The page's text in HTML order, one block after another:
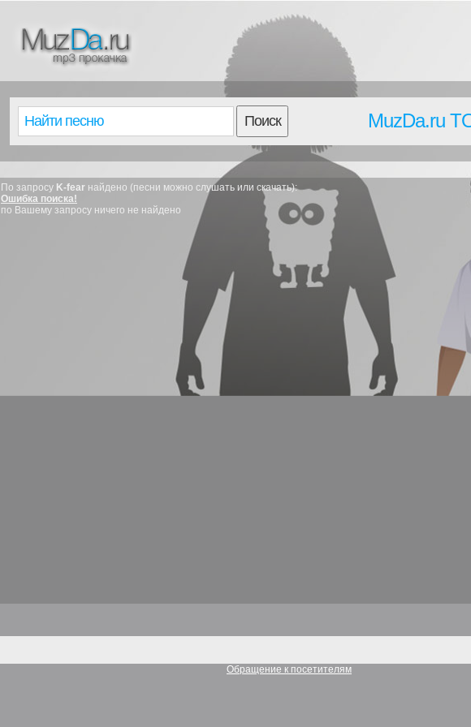
Поиск MuzDa.ru
По запросу K-fear найдено (песни можно слушать или скачать):
Ошибка поиска!
по Вашему запросу ничего не найдено
Обращение к посетителям